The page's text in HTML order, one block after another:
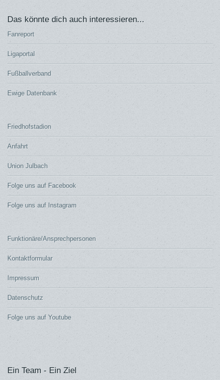
Das könnte dich auch interessieren...
Fanreport
Ligaportal
Fußballverband
Ewige Datenbank
Friedhofstadion
Anfahrt
Union Julbach
Folge uns auf Facebook
Folge uns auf Instagram
Funktionäre/Ansprechpersonen
Kontaktformular
Impressum
Datenschutz
Folge uns auf Youtube
Ein Team - Ein Ziel